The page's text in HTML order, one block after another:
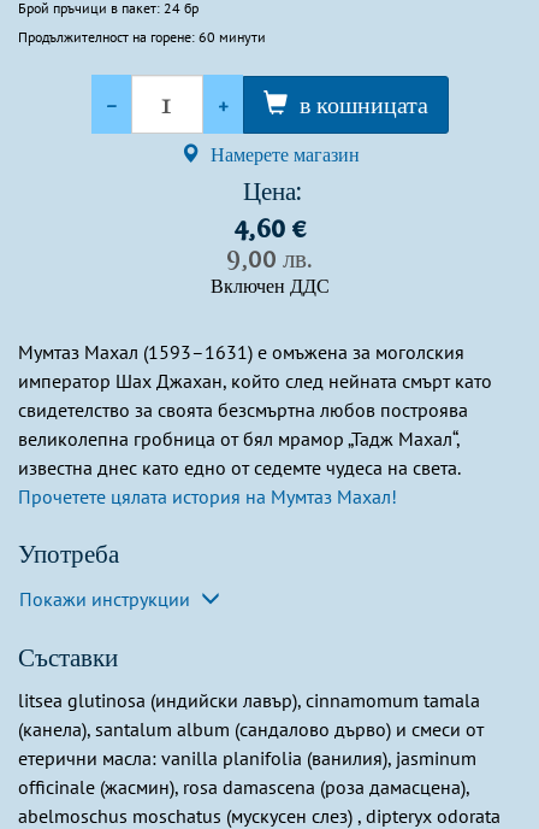
Брой пръчици в пакет: 24 бр
Продължителност на горене: 60 минути
- + в кошницата
Намерете магазин
Цена:
4,60 €
9,00 лв.
Включен ДДС
Мумтаз Махал (1593–1631) е омъжена за моголския
император Шах Джахан, който след нейната смърт като
свидетелство за своята безсмъртна любов построява
великолепна гробница от бял мрамор „Тадж Махал“,
известна днес като едно от седемте чудеса на света.
Прочетете цялата история на Мумтаз Махал!
Употреба
Покажи инструкции
Съставки
litsea glutinosa (индийски лавър), cinnamomum tamala
(канела), santalum album (сандалово дърво) и смеси от
етерични масла: vanilla planifolia (ванилия), jasminum
officinale (жасмин), rosa damascena (роза дамасцена),
abelmoschus moschatus (мускусен слез) , dipteryx odorata